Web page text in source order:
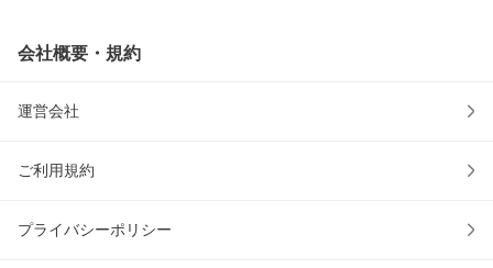
会社概要・規約
運営会社
ご利用規約
プライバシーポリシー